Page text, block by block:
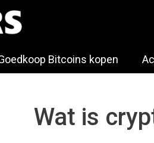
Bitcoins kopen
Wat is